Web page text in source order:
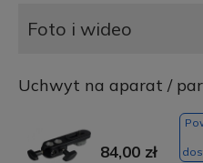
Foto i wideo
Uchwyt na aparat /
84,00 zł